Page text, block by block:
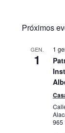
Próximos
GEN.
1
1
965